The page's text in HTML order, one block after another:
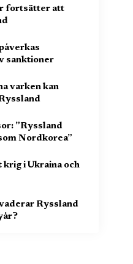
fortsätter att
sanktioner
varken kan
”Ryssland
Nordkorea”
krig i Ukraina och
Ryssland